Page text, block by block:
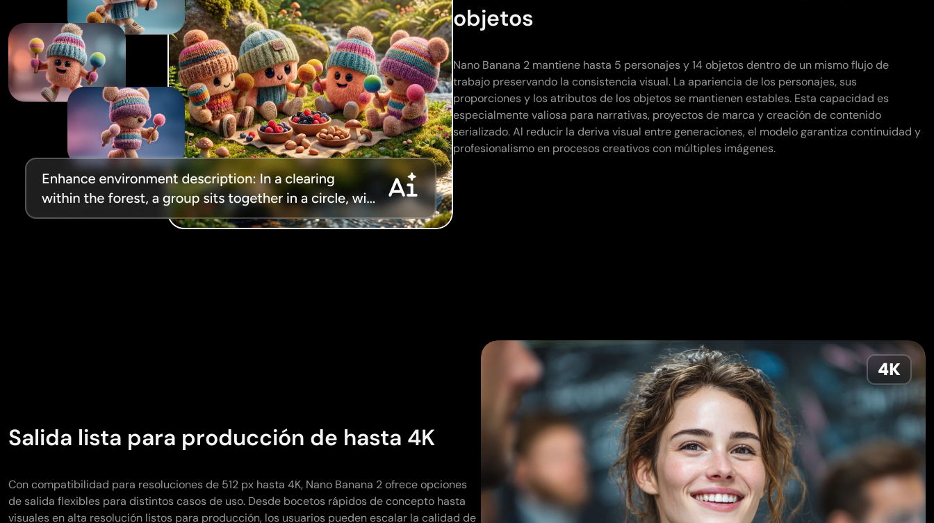
objetos
Nano Banana 2 mantiene hasta 5 personajes y 14 objetos dentro de un mismo flujo de
trabajo preservando la consistencia visual. La apariencia de los personajes, sus
proporciones y los atributos de los objetos se mantienen estables. Esta capacidad es
especialmente valiosa para narrativas, proyectos de marca y creación de contenido
serializado. Al reducir la deriva visual entre generaciones, el modelo garantiza continuidad y
profesionalismo en procesos creativos con múltiples imágenes.
Salida lista para producción de hasta 4K
Con compatibilidad para resoluciones de 512 px hasta 4K, Nano Banana 2 ofrece opciones
de salida flexibles para distintos casos de uso. Desde bocetos rápidos de concepto hasta
visuales en alta resolución listos para producción, los usuarios pueden escalar la calidad de